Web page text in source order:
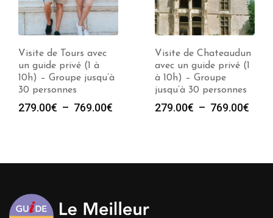
Visite de Tours avec
un guide privé (1 à
10h) – Groupe jusqu’à
30 personnes
279.00€ – 769.00€
à
Visite de Chateaudun
avec un guide privé (1
à 10h) – Groupe
jusqu’à 30 personnes
279.00€ – 769.00€
à